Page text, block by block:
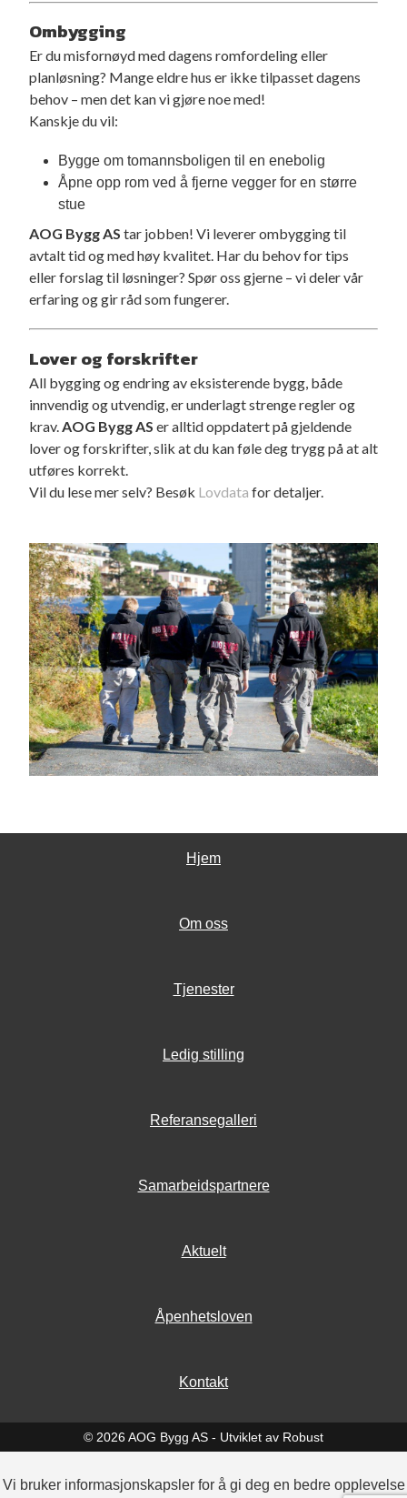
Ombygging
Er du misfornøyd med dagens romfordeling eller
planløsning? Mange eldre hus er ikke tilpasset dagens
behov – men det kan vi gjøre noe med!
Kanskje du vil:
Bygge om tomannsboligen til en enebolig
Åpne opp rom ved å fjerne vegger for en større
stue
AOG Bygg AS tar jobben! Vi leverer ombygging til
avtalt tid og med høy kvalitet. Har du behov for tips
eller forslag til løsninger? Spør oss gjerne – vi deler vår
erfaring og gir råd som fungerer.
Lover og forskrifter
All bygging og endring av eksisterende bygg, både
innvendig og utvendig, er underlagt strenge regler og
krav. AOG Bygg AS er alltid oppdatert på gjeldende
lover og forskrifter, slik at du kan føle deg trygg på at alt
utføres korrekt.
Vil du lese mer selv? Besøk Lovdata for detaljer.
Hjem
Om oss
Tjenester
Ledig stilling
Referansegalleri
Samarbeidspartnere
Aktuelt
Åpenhetsloven
Kontakt
© 2026 AOG Bygg AS - Utviklet av Robust
Vi bruker informasjonskapsler for å gi deg en bedre opplevelse